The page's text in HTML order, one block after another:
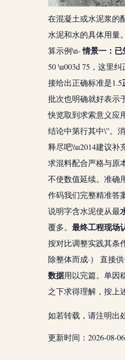
在混凝土或水泥浆的
水泥和水的具体用量
算示例\n-情景一：
50 \u003d 75，这里
接给出正确标准是1.5
批次也明确就好表示
快览取到求索意义应
结论中第行其中\”。
释尽吧\\u2014建议
求混料配合严格与原
不使数值延续。准确
作码我们完整精准答
说明字含水泥使从最
覆多。 最终工程现场
按对比调整实践其条
除整体而成·） 直接
数据用以完篇。单因
之下求得理解，按上
如若转载，请注明出
更新时间：2026-08-